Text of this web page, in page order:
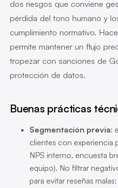
dos riesgos que conviene
pérdida del tono humano y
cumplimiento normativo.
permite mantener un flujo
tropezar con sanciones de
protección de datos.
Buenas prácticas
Segmentación previa:
clientes con experiencia
NPS interno, encuesta
equipo). No filtrar
para evitar reseñas